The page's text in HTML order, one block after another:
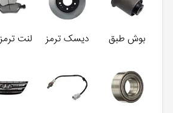
بوش طبق دیسک ترمز لنت